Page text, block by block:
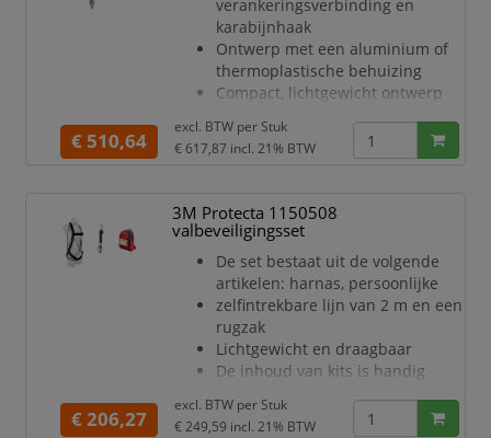
verankeringsverbinding en
karabijnhaak
Ontwerp met een aluminium of
thermoplastische behuizing
Compact, lichtgewicht ontwerp
Verkrijgbaar in meerdere
configuraties, reddingslijnlengtes
materiaalsoorten
Snel activerend
vergrendelingssysteem met
snelheidsdetectie
Stapelbaar behuizingsontwerp
Capaciteit 140 kg
€ 510,64
excl. BTW per Stuk
€ 617,87 incl. 21% BTW
3M Protecta 1150508
valbeveiligingsset
De set bestaat uit de volgende
artikelen: harnas, persoonlijke
zelfintrekbare lijn van 2 m en een
rugzak
Lichtgewicht en draagbaar
De inhoud van kits is handig
Gemakkelijk te vervoeren van de
€ 206,27
excl. BTW per Stuk
€ 249,59 incl. 21% BTW